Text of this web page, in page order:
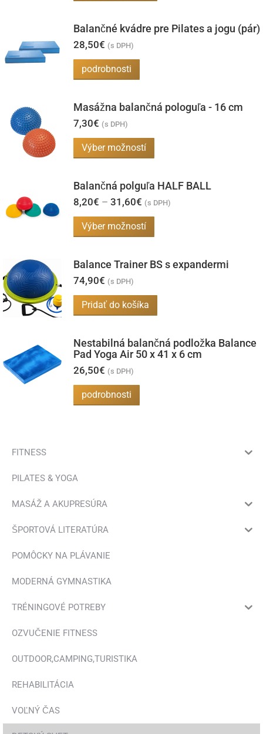
Balančné kvádre pre Pilates a jogu (pár)
28,50€ (s DPH)
podrobnosti
Masážna balančná pologuľa - 16 cm
7,30€ (s DPH)
Výber možností
produkt
môžete
na
Balančná polguľa HALF BALL
8,20€ – 31,60€ Price
8,20€
through
(s DPH)
Výber možností
produkt
viacero
môžete
vybrať
Balance Trainer BS s expandermi
74,90€ (s DPH)
Pridať do košíka
Nestabilná balančná podložka Balance
Pad Yoga Air 50 x 41 x 6 cm
26,50€ (s DPH)
podrobnosti
FITNESS
PILATES & YOGA
MASÁŽ A AKUPRESÚRA
ŠPORTOVÁ LITERATÚRA
POMÔCKY NA PLÁVANIE
MODERNÁ GYMNASTIKA
TRÉNINGOVÉ POTREBY
OZVUČENIE FITNESS
OUTDOOR,CAMPING,TURISTIKA
REHABILITÁCIA
VOĽNÝ ČAS